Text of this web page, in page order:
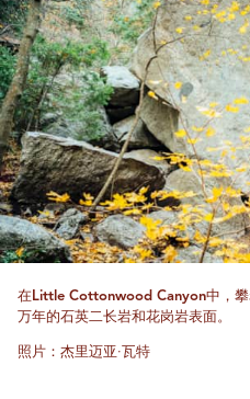
在Little Cottonwood Canyon中，
万年的石英二长岩和花岗岩表面。
照片：杰里迈亚·瓦特